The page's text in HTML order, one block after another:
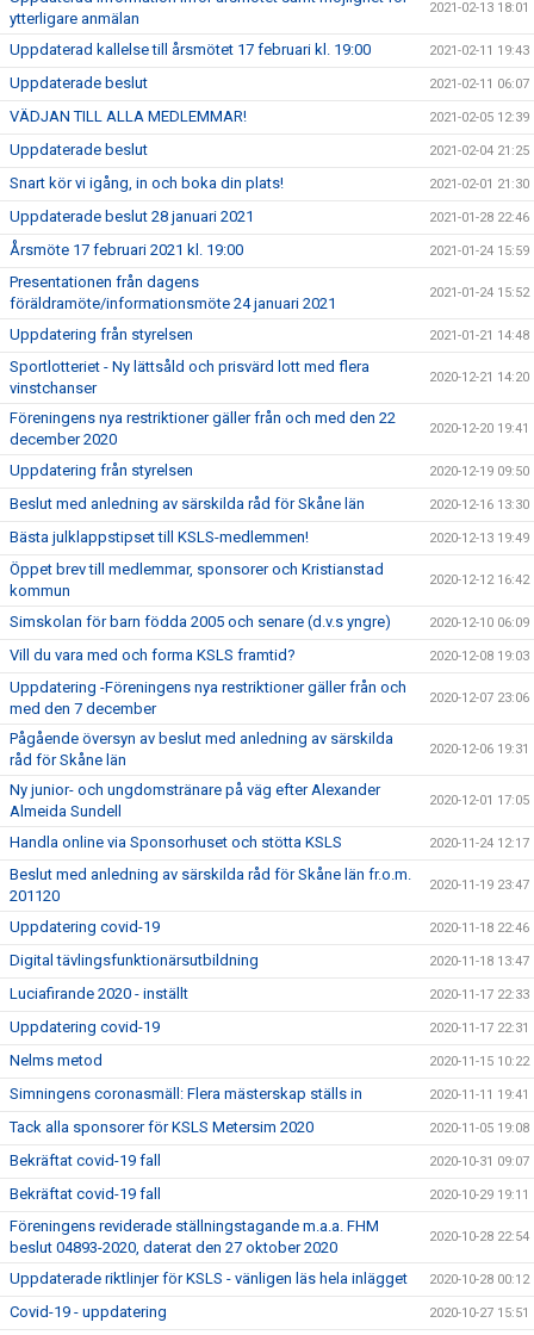
ytterligare anmälan
2021-02-13 18:01
Uppdaterad kallelse till årsmötet 17 februari kl. 19:00 2021-02-11 19:43
Uppdaterade beslut 2021-02-11 06:07
VÄDJAN TILL ALLA MEDLEMMAR! 2021-02-05 12:39
Uppdaterade beslut 2021-02-04 21:25
Snart kör vi igång, in och boka din plats! 2021-02-01 21:30
Uppdaterade beslut 28 januari 2021 2021-01-28 22:46
Årsmöte 17 februari 2021 kl. 19:00 2021-01-24 15:59
Presentationen från dagens
föräldramöte/informationsmöte 24 januari 2021
2021-01-24 15:52
Uppdatering från styrelsen 2021-01-21 14:48
Sportlotteriet - Ny lättsåld och prisvärd lott med flera
vinstchanser
2020-12-21 14:20
Föreningens nya restriktioner gäller från och med den 22
december 2020
2020-12-20 19:41
Uppdatering från styrelsen 2020-12-19 09:50
Beslut med anledning av särskilda råd för Skåne län 2020-12-16 13:30
Bästa julklappstipset till KSLS-medlemmen! 2020-12-13 19:49
Öppet brev till medlemmar, sponsorer och Kristianstad
kommun
2020-12-12 16:42
Simskolan för barn födda 2005 och senare (d.v.s yngre) 2020-12-10 06:09
Vill du vara med och forma KSLS framtid? 2020-12-08 19:03
Uppdatering -Föreningens nya restriktioner gäller från och
med den 7 december
2020-12-07 23:06
Pågående översyn av beslut med anledning av särskilda
råd för Skåne län
2020-12-06 19:31
Ny junior- och ungdomstränare på väg efter Alexander
Almeida Sundell
2020-12-01 17:05
Handla online via Sponsorhuset och stötta KSLS 2020-11-24 12:17
Beslut med anledning av särskilda råd för Skåne län fr.o.m.
201120
2020-11-19 23:47
Uppdatering covid-19 2020-11-18 22:46
Digital tävlingsfunktionärsutbildning 2020-11-18 13:47
Luciafirande 2020 - inställt 2020-11-17 22:33
Uppdatering covid-19 2020-11-17 22:31
Nelms metod 2020-11-15 10:22
Simningens coronasmäll: Flera mästerskap ställs in 2020-11-11 19:41
Tack alla sponsorer för KSLS Metersim 2020 2020-11-05 19:08
Bekräftat covid-19 fall 2020-10-31 09:07
Bekräftat covid-19 fall 2020-10-29 19:11
Föreningens reviderade ställningstagande m.a.a. FHM
beslut 04893-2020, daterat den 27 oktober 2020
2020-10-28 22:54
Uppdaterade riktlinjer för KSLS - vänligen läs hela inlägget 2020-10-28 00:12
Covid-19 - uppdatering 2020-10-27 15:51